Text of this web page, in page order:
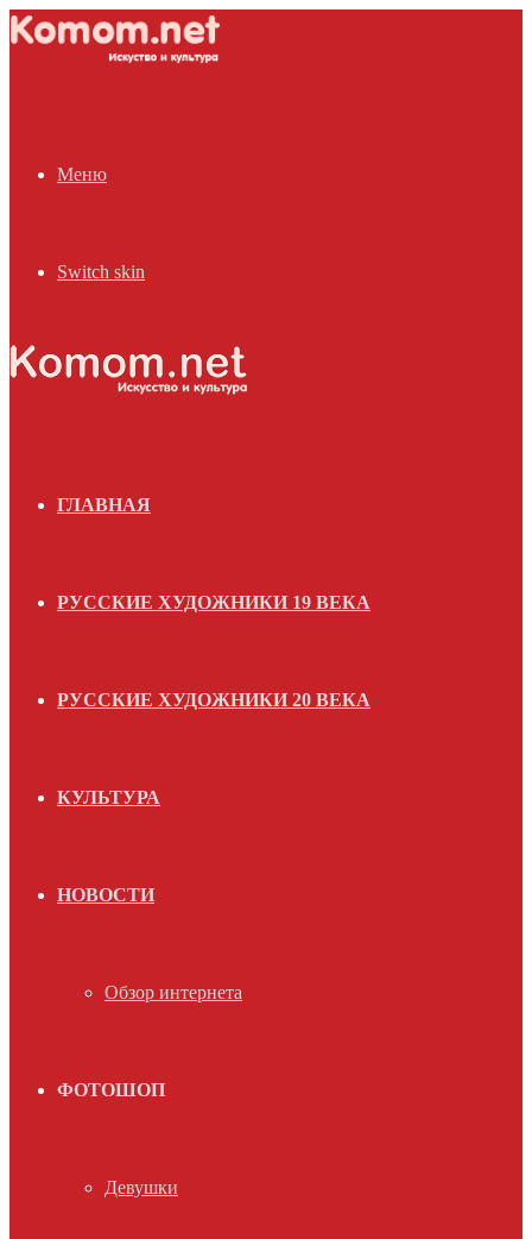
Меню
Switch skin
ГЛАВНАЯ
РУССКИЕ ХУДОЖНИКИ 19 ВЕКА
РУССКИЕ ХУДОЖНИКИ 20 ВЕКА
КУЛЬТУРА
НОВОСТИ
Обзор интернета
ФОТОШОП
Девушки